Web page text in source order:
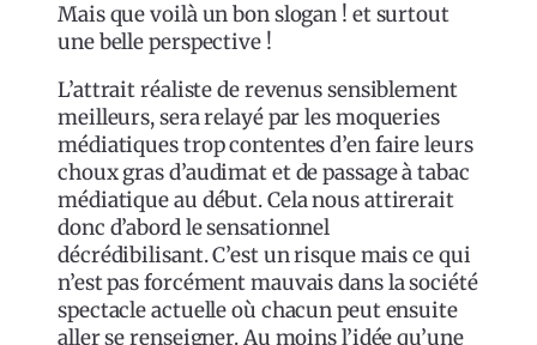
Mais que voilà un bon slogan ! et surtout
une belle perspective !
L’attrait réaliste de revenus sensiblement
meilleurs, sera relayé par les moqueries
médiatiques trop contentes d’en faire leurs
choux gras d’audimat et de passage à tabac
médiatique au début. Cela nous attirerait
donc d’abord le sensationnel
décrédibilisant. C’est un risque mais ce qui
n’est pas forcément mauvais dans la société
spectacle actuelle où chacun peut ensuite
aller se renseigner. Au moins l’idée qu’une